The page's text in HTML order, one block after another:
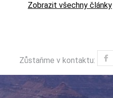
Zobrazit všechny články
Zůstaňme v kontaktu: